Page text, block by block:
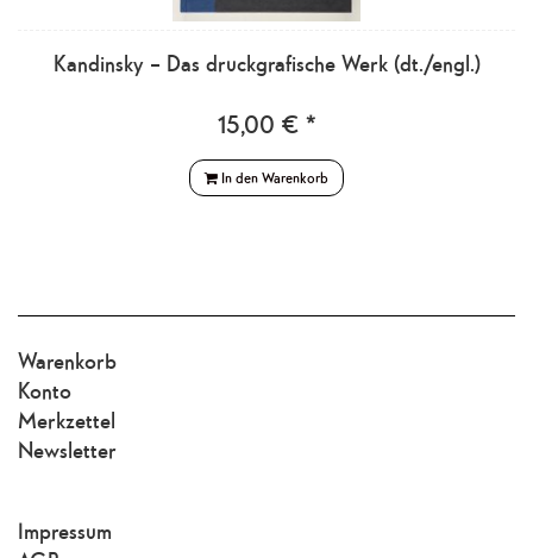
Kandinsky – Das druckgrafische Werk (dt./engl.)
15,00 € *
In den Warenkorb
Warenkorb
Konto
Merkzettel
Newsletter
Impressum